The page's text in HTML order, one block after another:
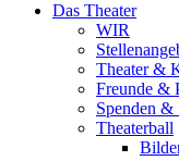
Das Theater
WIR
Theater &
Freunde &
Spenden &
Theaterball